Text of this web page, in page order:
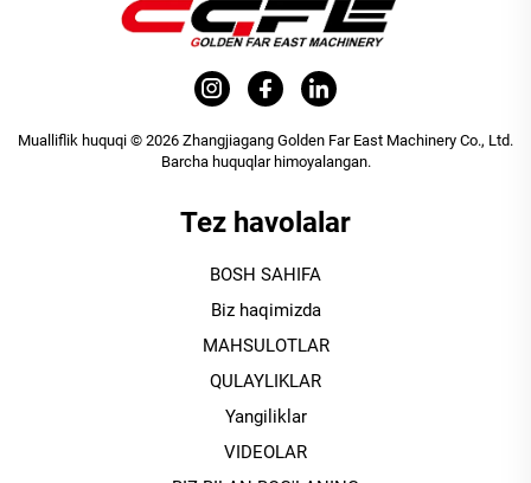
Mualliflik huquqi © 2026 Zhangjiagang Golden Far East Machinery Co., Ltd.
Barcha huquqlar himoyalangan.
Tez havolalar
BOSH SAHIFA
Biz haqimizda
MAHSULOTLAR
QULAYLIKLAR
Yangiliklar
VIDEOLAR